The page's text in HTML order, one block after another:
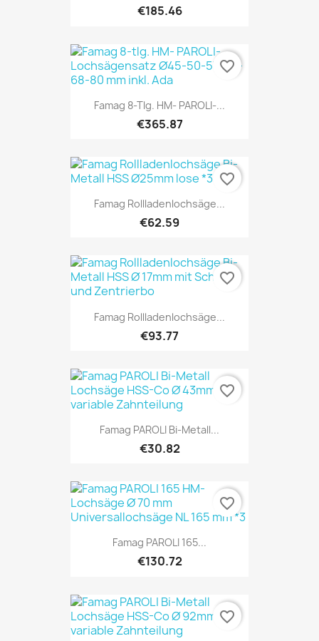
€185.46
Famag 8-Tlg. HM- PAROLI-...
€365.87
favorite_border
Famag Rollladenlochsäge...
€62.59
favorite_border
Famag Rollladenlochsäge...
€93.77
favorite_border
Famag PAROLI Bi-Metall...
€30.82
favorite_border
Famag PAROLI 165...
€130.72
favorite_border
favorite_border